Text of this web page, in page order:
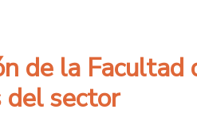
de la
del sector